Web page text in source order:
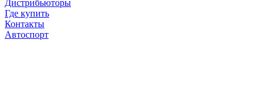
Дистрибьюторы
Где купить
Контакты
Автоспорт